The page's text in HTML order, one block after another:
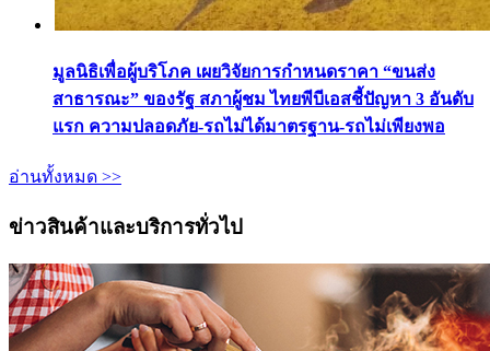
มูลนิธิเพื่อผู้บริโภค เผยวิจัยการกำหนดราคา “ขนส่ง
สาธารณะ” ของรัฐ สภาผู้ชม ไทยพีบีเอสชี้ปัญหา 3 อันดับ
แรก ความปลอดภัย-รถไม่ได้มาตรฐาน-รถไม่เพียงพอ
อ่านทั้งหมด >>
ข่าวสินค้าและบริการทั่วไป